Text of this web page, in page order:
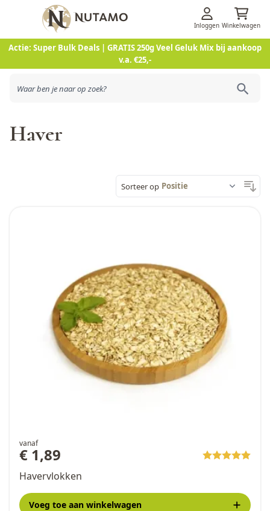
Actie: Super Bulk Deals | GRATIS 250g Veel Geluk Mix bij aankoop
v.a. €25,-
Ga naar de inhoud
Inloggen Winkelwagen
Haver
Sorteer op
vanaf
€ 1,89
Havervlokken
Voeg toe aan winkelwagen